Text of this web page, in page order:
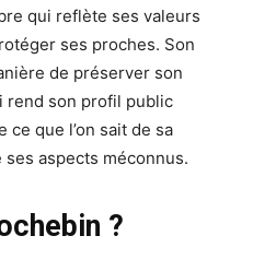
qui reflète ses valeurs
ses proches. Son
de préserver son
rend son profil public
que l’on sait de sa
aspects méconnus.
?